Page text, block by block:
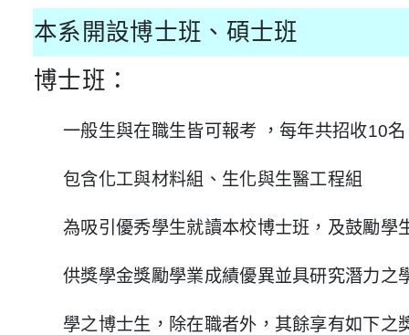
本系開設博士班、碩士班
博士班：
一般生與在職生皆可報考 ，每年共招收10名
包含化工與材料組、生化與生醫工程組
為吸引優秀學生就讀本校博士班，及鼓勵學
供獎學金獎勵學業成績優異並具研究潛力之
學之博士生，除在職者外，其餘享有如下之